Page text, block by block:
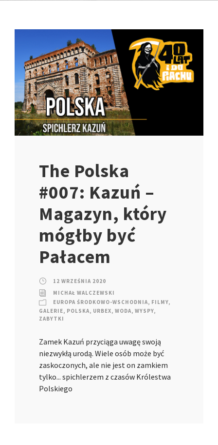
The Polska
#007: Kazuń –
Magazyn, który
mógłby być
Pałacem
12 WRZEŚNIA 2020
MICHAŁ WALCZEWSKI
EUROPA ŚRODKOWO-WSCHODNIA, FILMY,
GALERIE, POLSKA, URBEX, WODA, WYSPY,
ZABYTKI
Zamek Kazuń przyciąga uwagę swoją
niezwykłą urodą. Wiele osób może być
zaskoczonych, ale nie jest on zamkiem
tylko... spichlerzem z czasów Królestwa
Polskiego